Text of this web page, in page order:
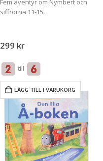
Fem äventyr om Nymbert och
siffrorna 11-15.
299 kr
till
LÄGG TILL I VARUKORG